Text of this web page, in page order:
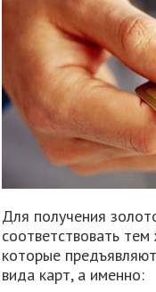
Для получения
соответствовать
которые
вида карт, а именно: